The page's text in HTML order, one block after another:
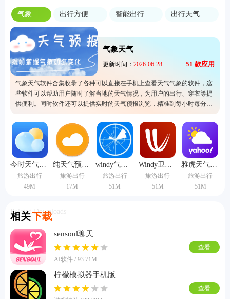
气象天气 出行方便软件 智能出行软件 出行天气预报
气象天气
更新时间： 2026-06-28 51 款应用
气象天气软件合集收录了各种可以直接在手机上查看天气气象的软件，这
些软件可以帮助用户随时了解当地的天气情况，为用户的出行、穿衣等提
供便利。同时软件还可以提供实时的天气预报浏览，精准到每小时每分
钟，还拥有预警、日历、气象变化、温度等诸多功能，非常实用。
今时天气预报
旅游出行
49M
纯天气预报app
旅游出行
17M
windy气象蓝色版
旅游出行
51M
Windy卫星云图中文版
旅游出行
51M
雅虎天气中文版
旅游出行
51M
相关下载
Related Downloads
sensoul聊天
AI软件 / 93.71M
查看
柠檬模拟器手机版
查看